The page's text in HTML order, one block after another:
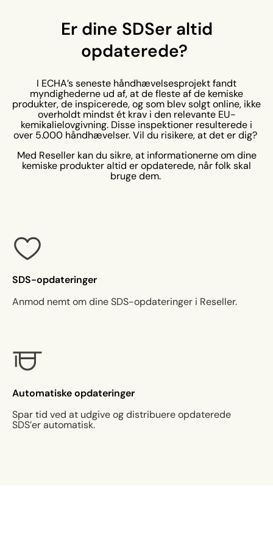
Er dine SDSer altid
opdaterede?
I ECHA’s seneste håndhævelsesprojekt fandt
myndighederne ud af, at de fleste af de kemiske
produkter, de inspicerede, og som blev solgt online, ikke
overholdt mindst ét krav i den relevante EU-
kemikalielovgivning. Disse inspektioner resulterede i
over 5.000 håndhævelser. Vil du risikere, at det er dig?
Med Reseller kan du sikre, at informationerne om dine
kemiske produkter altid er opdaterede, når folk skal
bruge dem.
SDS-opdateringer
Anmod nemt om dine SDS-opdateringer i Reseller.
Automatiske opdateringer
Spar tid ved at udgive og distribuere opdaterede
SDS’er automatisk.